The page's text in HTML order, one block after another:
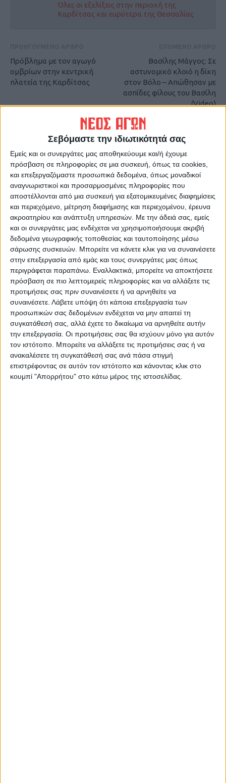
Σεβόμαστε την ιδιωτικότητά σας
Εμείς και οι συνεργάτες μας αποθηκεύουμε και/ή έχουμε
πρόσβαση σε πληροφορίες σε μια συσκευή, όπως τα cookies,
και επεξεργαζόμαστε προσωπικά δεδομένα, όπως μοναδικοί
αναγνωριστικοί και προσαρμοσμένες πληροφορίες που
αποστέλλονται από μια συσκευή για εξατομικευμένες διαφημίσεις
και περιεχόμενο, μέτρηση διαφήμισης και περιεχομένου, έρευνα
ακροατηρίου και ανάπτυξη υπηρεσιών. Με την άδειά σας, εμείς
και οι συνεργάτες μας ενδέχεται να χρησιμοποιήσουμε ακριβή
δεδομένα γεωγραφικής τοποθεσίας και ταυτοποίησης μέσω
σάρωσης συσκευών. Μπορείτε να κάνετε κλικ για να συναινέσετε
στην επεξεργασία από εμάς και τους συνεργάτες μας όπως
περιγράφεται παραπάνω. Εναλλακτικά, μπορείτε να αποκτήσετε
πρόσβαση σε πιο λεπτομερείς πληροφορίες και να αλλάξετε τις
προτιμήσεις σας πριν συναινέσετε ή να αρνηθείτε να
συναινέσετε. Λάβετε υπόψη ότι κάποια επεξεργασία των
προσωπικών σας δεδομένων ενδέχεται να μην απαιτεί τη
συγκατάθεσή σας, αλλά έχετε το δικαίωμα να αρνηθείτε αυτήν
την επεξεργασία. Οι προτιμήσεις σας θα ισχύουν μόνο για αυτόν
τον ιστότοπο. Μπορείτε να αλλάξετε τις προτιμήσεις σας ή να
ανακαλέσετε τη συγκατάθεσή σας ανά πάσα στιγμή
επιστρέφοντας σε αυτόν τον ιστότοπο και κάνοντας κλικ στο
κουμπί "Απορρήτου" στο κάτω μέρος της ιστοσελίδας.
Όλες οι εξελίξεις στην περιοχή της
Καρδίτσας και ευρύτερα της Θεσσαλίας
Πρόβλημα με τον αγωγό
ομβρίων στην κεντρική
πλατεία της Καρδίτσας
Βασίλης Μάγγος: Σε
αστυνομικό κλοιό η δίκη
στον Βόλο – Απώθησαν με
ασπίδες φίλους του Βασίλη
(Video)
ΝΕΟΣ ΑΓΩΝ
https://neosagon.gr
Η Αρχαιότερη Καθημερινή Πρωινή Εφημερίδα της Καρδίτσας
ΠΑΡΟΜΟΙΑ ΑΡΘΡΑ